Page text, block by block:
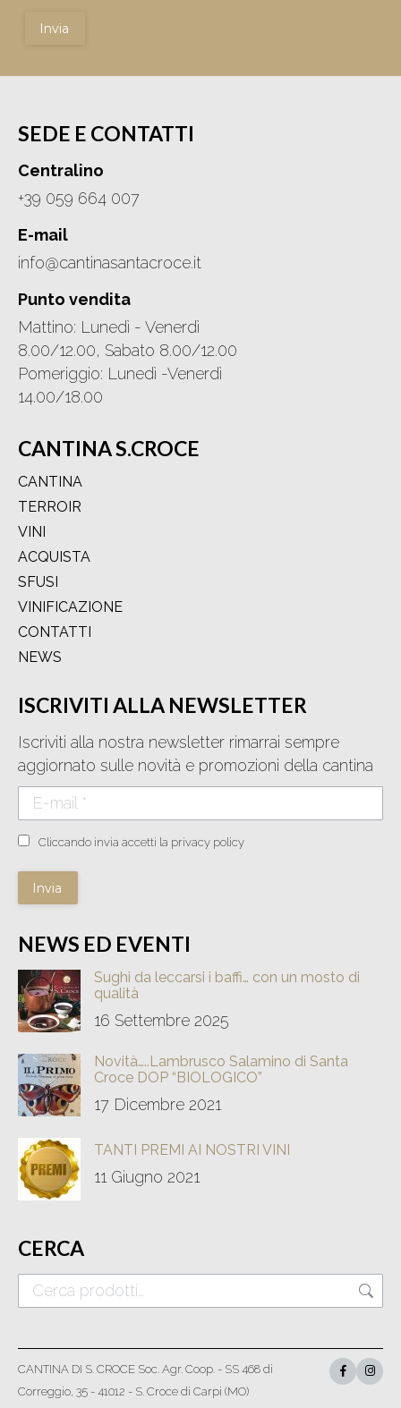
SEDE E CONTATTI
Centralino
+39 059 664 007
E-mail
info@cantinasantacroce.it
Punto vendita
Mattino: Lunedì - Venerdì
8.00/12.00, Sabato 8.00/12.00
Pomeriggio: Lunedì -Venerdì
14.00/18.00
CANTINA S.CROCE
CANTINA
TERROIR
VINI
ACQUISTA
SFUSI
VINIFICAZIONE
CONTATTI
NEWS
ISCRIVITI ALLA NEWSLETTER
Iscriviti alla nostra newsletter rimarrai sempre
aggiornato sulle novità e promozioni della cantina
E-mail *
Cliccando invia accetti la privacy policy
Invia
NEWS ED EVENTI
Sughi da leccarsi i baffi… con un mosto di
qualità
16 Settembre 2025
Novità…..Lambrusco Salamino di Santa
Croce DOP “BIOLOGICO”
17 Dicembre 2021
TANTI PREMI AI NOSTRI VINI
11 Giugno 2021
CERCA
CANTINA DI S. CROCE Soc. Agr. Coop. - SS 468 di
Correggio, 35 - 41012 - S. Croce di Carpi (MO)